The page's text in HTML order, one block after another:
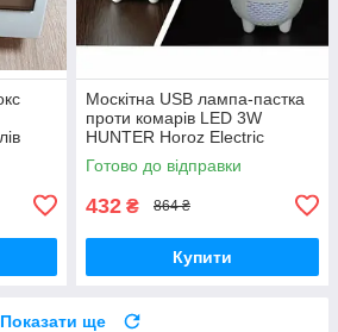
Москітна USB лампа-пастка
проти комарів LED 3W
HUNTER Horoz Electric
Готово до відправки
432 ₴ 864 ₴
Купити
Показати ще